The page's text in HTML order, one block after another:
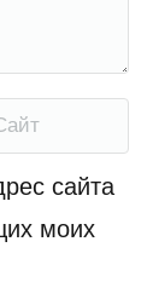
сайта
моих